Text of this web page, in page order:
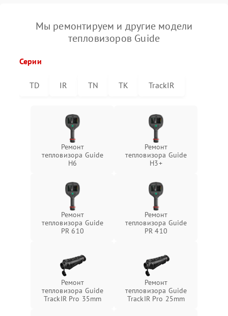
Мы ремонтируем и другие модели
тепловизоров Guide
Серии
TD IR TN TK TrackIR
Ремонт
тепловизора Guide
H6
Ремонт
тепловизора Guide
H3+
Ремонт
тепловизора Guide
PR 610
Ремонт
тепловизора Guide
PR 410
Ремонт
тепловизора Guide
TrackIR Pro 35mm
Ремонт
тепловизора Guide
TrackIR Pro 25mm